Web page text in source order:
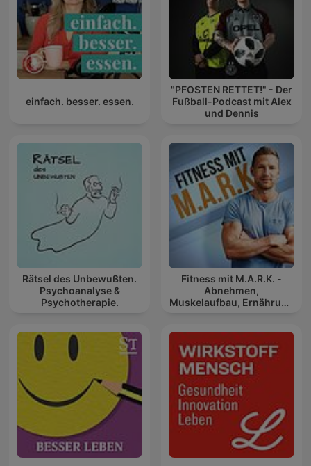
einfach. besser. essen.
"PFOSTEN RETTET!" - Der
Fußball-Podcast mit Alex
und Dennis
Rätsel des Unbewußten.
Psychoanalyse &
Psychotherapie.
Fitness mit M.A.R.K. -
Abnehmen,
Muskelaufbau, Ernährung